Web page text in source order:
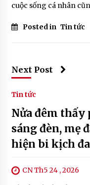
cuộc sống cá nhân
Posted in Tin tức
Next Post
Tin tức
Nửa đêm thấy
sáng đèn, mẹ
hiện bi kịch
CN Th5 24 , 2026